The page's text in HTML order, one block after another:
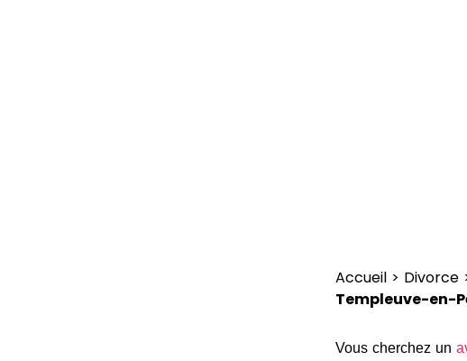
Accueil > Divorce
Templeuve-en-
Vous cherchez un